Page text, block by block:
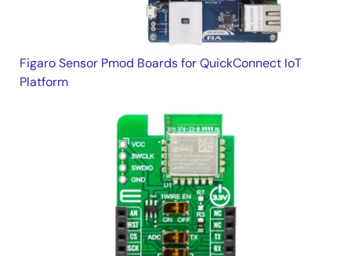
Figaro Sensor Pmod Boards for QuickConnect IoT
Platform